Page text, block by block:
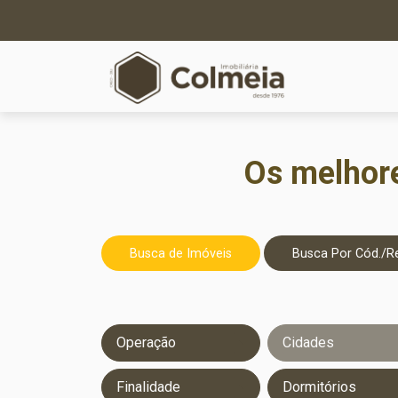
Os
Busca de Imóveis Busca Por Cód./
Operação Cidades
Finalidade Dormitórios